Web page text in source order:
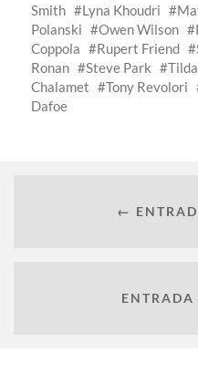
Smith
Lyna Khoudri
Polanski
Owen Wilson
Coppola
Rupert Friend
Ronan
Steve Park
Chalamet
Tony Revolori
Dafoe
←